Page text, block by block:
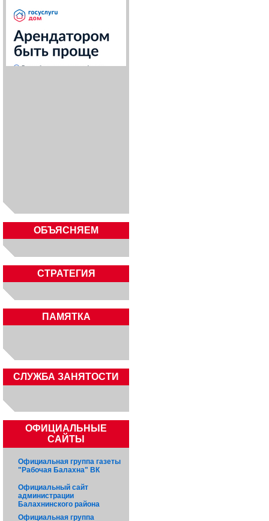
ОБЪЯСНЯЕМ
СТРАТЕГИЯ
ПАМЯТКА
CЛУЖБА ЗАНЯТОСТИ
ОФИЦИАЛЬНЫЕ
САЙТЫ
Официальная группа газеты
"Рабочая Балахна" ВК
Официальный сайт
администрации
Балахнинского района
Официальная группа